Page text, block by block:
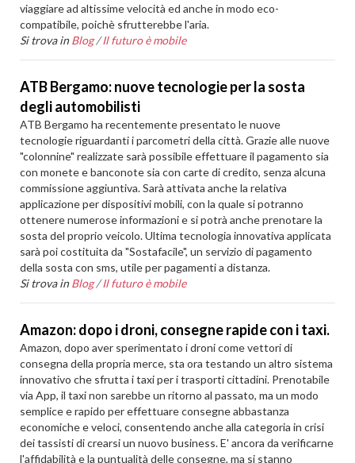
viaggiare ad altissime velocità ed anche in modo eco-
compatibile, poichè sfrutterebbe l'aria.
Si trova in Blog /Il futuro è mobile
ATB Bergamo: nuove tecnologie per la sosta
degli automobilisti
ATB Bergamo ha recentemente presentato le nuove
tecnologie riguardanti i parcometri della città. Grazie alle nuove
"colonnine" realizzate sarà possibile effettuare il pagamento sia
con monete e banconote sia con carte di credito, senza alcuna
commissione aggiuntiva. Sarà attivata anche la relativa
applicazione per dispositivi mobili, con la quale si potranno
ottenere numerose informazioni e si potrà anche prenotare la
sosta del proprio veicolo. Ultima tecnologia innovativa applicata
sarà poi costituita da "Sostafacile", un servizio di pagamento
della sosta con sms, utile per pagamenti a distanza.
Si trova in Blog /Il futuro è mobile
Amazon: dopo i droni, consegne rapide con i taxi.
Amazon, dopo aver sperimentato i droni come vettori di
consegna della propria merce, sta ora testando un altro sistema
innovativo che sfrutta i taxi per i trasporti cittadini. Prenotabile
via App, il taxi non sarebbe un ritorno al passato, ma un modo
semplice e rapido per effettuare consegne abbastanza
economiche e veloci, consentendo anche alla categoria in crisi
dei tassisti di crearsi un nuovo business. E' ancora da verificarne
l'affidabilità e la puntualità delle consegne, ma si stanno